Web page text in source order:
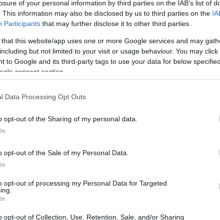
of your personal information by third parties on the IAB’s list of
This information may also be disclosed by us to third parties on the
Participants that may further disclose it to other third parties.
that this website/app uses one or more Google services and may
but not limited to your visit or usage behaviour. You may
to Google and its third-party tags to use your data for below
consent section.
Data Processing Opt Outs
opt-out of the Sharing of my personal data.
opt-out of the Sale of my Personal Data.
opt-out of processing my Personal Data for Targeted
opt-out of Collection, Use, Retention, Sale, and/or Sharing
offrono informazioni dettagliate sul
dei veicoli e sull’ottimizzazione dei
non solo migliora l’efficienza operativa, ma
sicurezza stradale. Infatti, analizzando i
comportamenti a rischio e intervenire